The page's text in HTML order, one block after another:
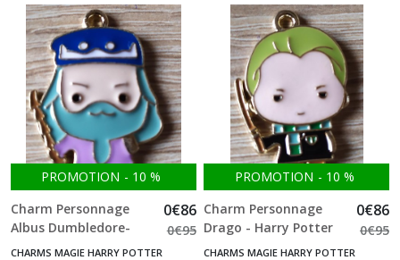
PROMOTION - 10 %
Charm Personnage
Albus Dumbledore-
Harry Potter
0€86
0€95
CHARMS MAGIE HARRY POTTER
PROMOTION - 10 %
Charm Personnage
Drago - Harry Potter
0€86
0€95
CHARMS MAGIE HARRY POTTER